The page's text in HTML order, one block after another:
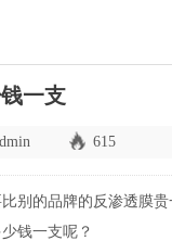
一支
615
别的品牌的反渗透膜
钱一支呢？